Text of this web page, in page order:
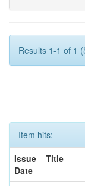
Results 1-1 of 1
Item hits:
Issue
Date
Title